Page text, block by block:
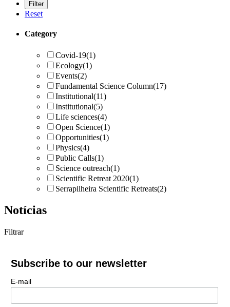
Reset
Category
Covid-19(1)
Ecology(1)
Events(2)
Fundamental Science Column(17)
Institutional(11)
Institutional(5)
Life sciences(4)
Open Science(1)
Opportunities(1)
Physics(4)
Public Calls(1)
Science outreach(1)
Scientific Retreat 2020(1)
Serrapilheira Scientific Retreats(2)
Notícias
Filtrar
Subscribe to our newsletter
E-mail